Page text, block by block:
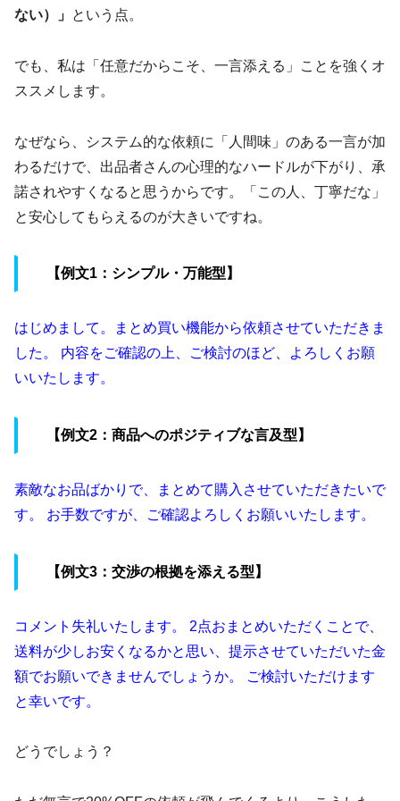
ない）」 という点。
でも、私は 「任意だからこそ、一言添える」ことを強くオ
ススメ します。
なぜなら、システム的な依頼に「人間味」のある一言が加
わるだけで、出品者さんの心理的なハードルが下がり、承
諾されやすくなると思うからです。「この人、丁寧だな」
と安心してもらえるのが大きいですね。
【例文1：シンプル・万能型】
はじめまして。まとめ買い機能から依頼させていただきま
した。 内容をご確認の上、ご検討のほど、よろしくお願
いいたします。
【例文2：商品へのポジティブな言及型】
素敵なお品ばかりで、まとめて購入させていただきたいで
す。 お手数ですが、ご確認よろしくお願いいたします。
【例文3：交渉の根拠を添える型】
コメント失礼いたします。 2点おまとめいただくことで、
送料が少しお安くなるかと思い、提示させていただいた金
額でお願いできませんでしょうか。 ご検討いただけます
と幸いです。
どうでしょう？